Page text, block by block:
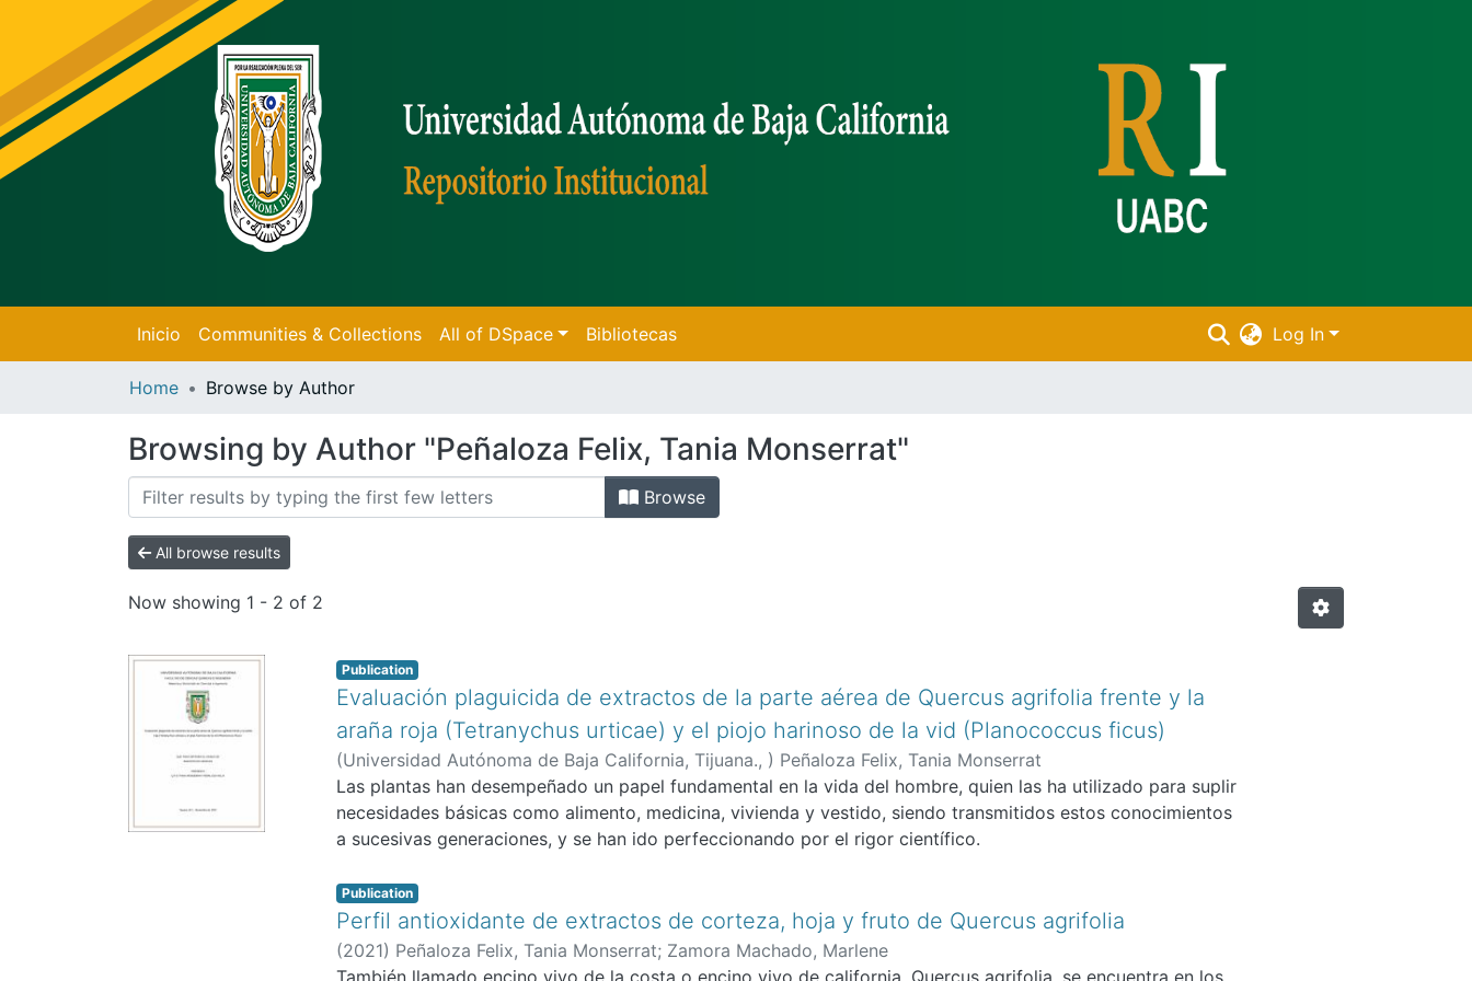
Inicio Communities & Collections All of DSpace Bibliotecas Log In
Home Browse by Author
Browsing by Author "Peñaloza Felix, Tania Monserrat"
Browse
All browse results
Now showing 1 - 2 of 2
Publication
Evaluación plaguicida de extractos de la parte aérea de Quercus agrifolia frente y la
araña roja (Tetranychus urticae) y el piojo harinoso de la vid (Planococcus ficus)
(Universidad Autónoma de Baja California, Tijuana., ) Peñaloza Felix, Tania Monserrat
Las plantas han desempeñado un papel fundamental en la vida del hombre, quien las ha utilizado para suplir
necesidades básicas como alimento, medicina, vivienda y vestido, siendo transmitidos estos conocimientos
a sucesivas generaciones, y se han ido perfeccionando por el rigor científico.
Publication
Perfil antioxidante de extractos de corteza, hoja y fruto de Quercus agrifolia
(2021) Peñaloza Felix, Tania Monserrat; Zamora Machado, Marlene
También llamado encino vivo de la costa o encino vivo de california, Quercus agrifolia, se encuentra en los